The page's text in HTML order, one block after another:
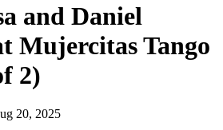
and Daniel
Mujercitas Tango
2)
20, 2025